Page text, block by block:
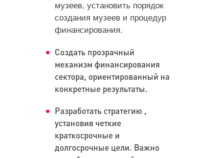
музеев, установить порядок
создания музеев и процедур
финансирования.
Создать прозрачный
механизм финансирования
сектора, ориентированный на
конкретные результаты.
Разработать стратегию ,
установив четкие
краткосрочные и
долгосрочные цели. Важно